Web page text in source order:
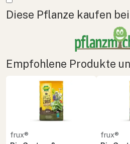
Diese Pflanze kaufen bei
Empfohlene Produkte
frux®
frux®